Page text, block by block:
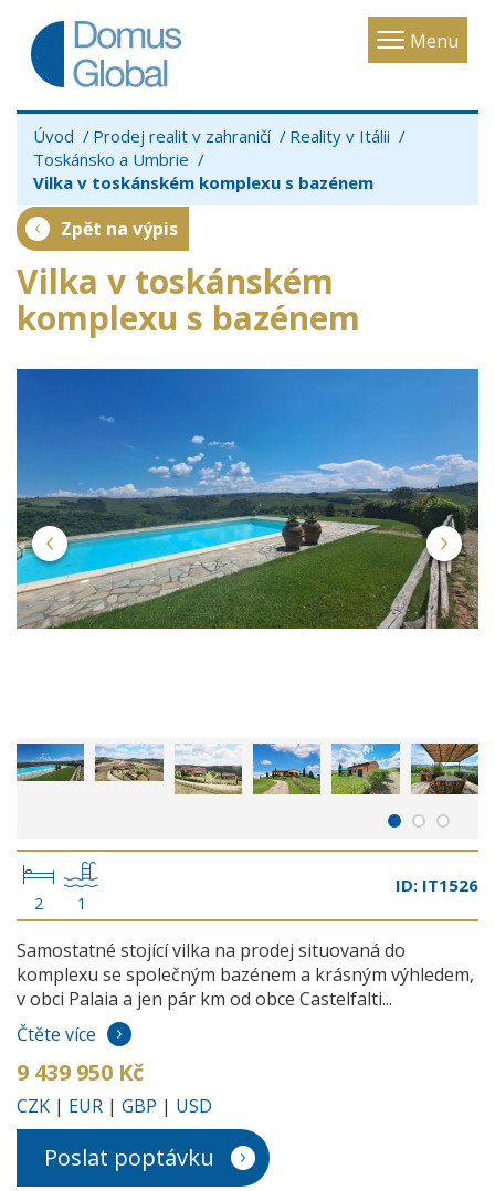
Menu
Toggle
Úvod Prodej realit v zahraničí
Reality v Itálii
Toskánsko a Umbrie
Vilka v toskánském komplexu s bazénem
Zpět na výpis
Vilka v toskánském
komplexu s bazénem
2 1
ID: IT1526
Samostatné stojící vilka na prodej situovaná do
komplexu se společným bazénem a krásným výhledem,
v obci Palaia a jen pár km od obce Castelfalti...
Čtěte více
9 439 950 Kč
CZK | EUR | GBP | USD
Poslat poptávku